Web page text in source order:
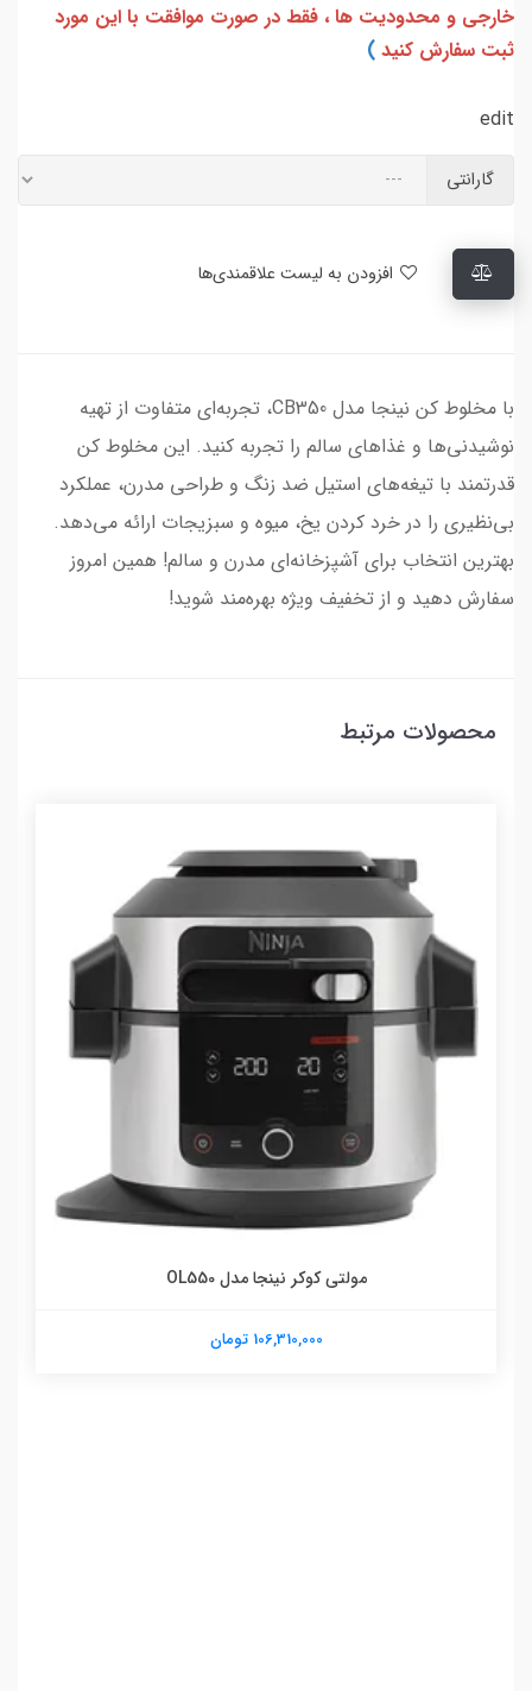
خارجی و محدودیت ها ، فقط در صورت موافقت با این مورد
ثبت سفارش کنید )
edit
گارانتی
با مخلوط کن نینجا مدل CB350، تجربه‌ای متفاوت از تهیه
نوشیدنی‌ها و غذاهای سالم را تجربه کنید. این مخلوط کن
قدرتمند با تیغه‌های استیل ضد زنگ و طراحی مدرن، عملکرد
بی‌نظیری را در خرد کردن یخ، میوه و سبزیجات ارائه می‌دهد.
بهترین انتخاب برای آشپزخانه‌ای مدرن و سالم! همین امروز
سفارش دهید و از تخفیف ویژه بهره‌مند شوید!
محصولات مرتبط
مولتی کوکر نینجا مدل OL550
106,310,000 تومان